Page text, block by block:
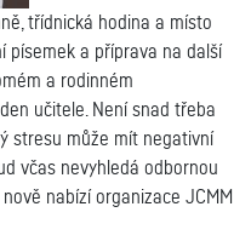
třídnická hodina a místo
písemek a příprava na další
a rodinném
učitele. Není snad třeba
stresu může mít negativní
včas nevyhledá odbornou
nabízí organizace JCMM